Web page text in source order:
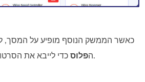
כאשר הממשק הנוסף מופיע על המסך,
הפלוס כדי לייבא את הסרטון שלך עם לוגו.